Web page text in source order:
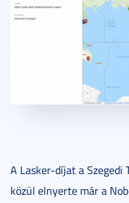
A Lasker-díjat a Szegedi
közül elnyerte már a